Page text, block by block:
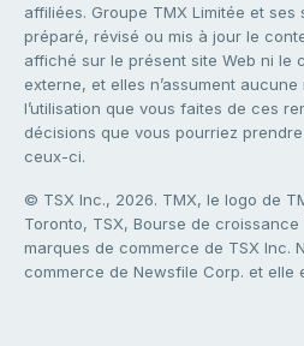
affiliées. Groupe TMX Limitée et ses
préparé, révisé ou mis à jour le
affiché sur le présent site Web ni le
externe, et elles n’assument
l’utilisation que vous faites de ces
décisions que vous pourriez
ceux-ci.
© TSX Inc., 2026. TMX, le logo de
Toronto, TSX, Bourse de croissance
marques de commerce de TSX Inc.
commerce de Newsfile Corp. et elle